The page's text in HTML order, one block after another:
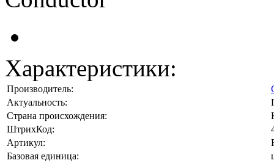
Характеристики:
Производитель:
Актуальность:
Страна происхождения:
ШтрихКод:
Артикул:
Базовая единица: